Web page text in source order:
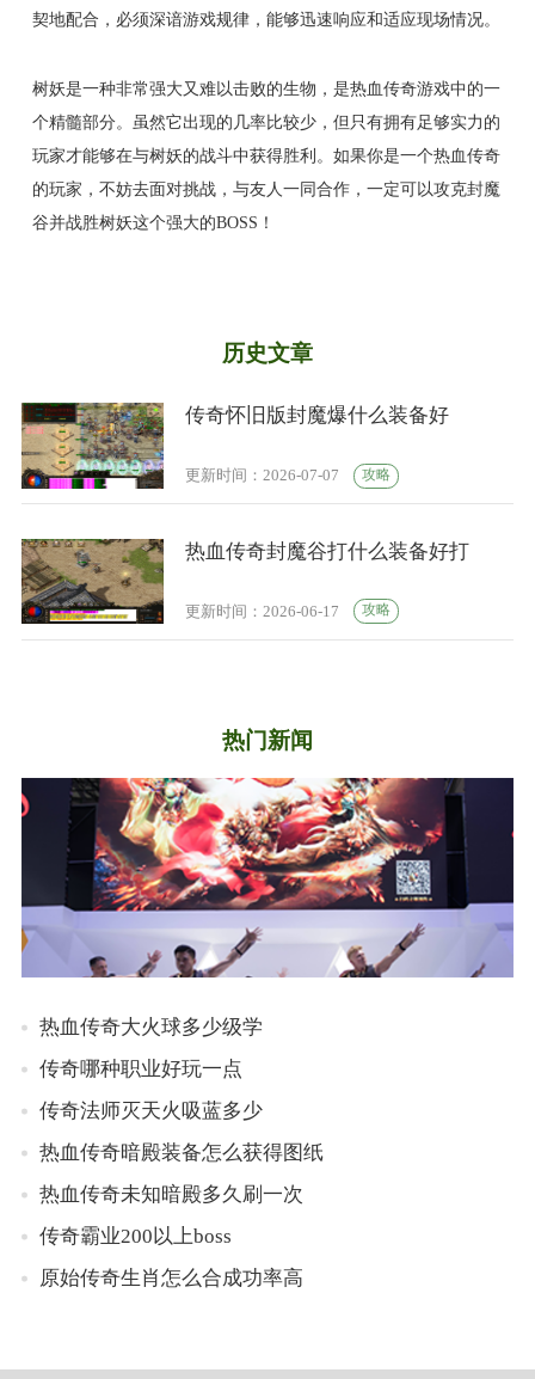
契地配合，必须深谙游戏规律，能够迅速响应和适应现场情况。
树妖是一种非常强大又难以击败的生物，是热血传奇游戏中的一
个精髓部分。虽然它出现的几率比较少，但只有拥有足够实力的
玩家才能够在与树妖的战斗中获得胜利。如果你是一个热血传奇
的玩家，不妨去面对挑战，与友人一同合作，一定可以攻克封魔
谷并战胜树妖这个强大的BOSS！
历史文章
传奇怀旧版封魔爆什么装备好
更新时间：2026-07-07 攻略
热血传奇封魔谷打什么装备好打
更新时间：2026-06-17 攻略
热门新闻
热血传奇大火球多少级学
传奇哪种职业好玩一点
传奇法师灭天火吸蓝多少
热血传奇暗殿装备怎么获得图纸
热血传奇未知暗殿多久刷一次
传奇霸业200以上boss
原始传奇生肖怎么合成功率高